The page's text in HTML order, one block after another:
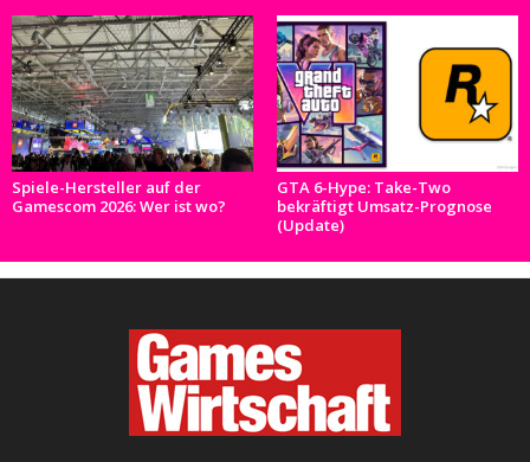
Spiele-Hersteller auf der
Gamescom 2026: Wer ist wo?
GTA 6-Hype: Take-Two
bekräftigt Umsatz-Prognose
(Update)